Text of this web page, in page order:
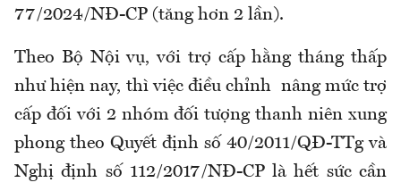
77/2024/NĐ-CP (tăng hơn 2 lần).
Theo Bộ Nội vụ, với trợ cấp hằng tháng thấp
như hiện nay, thì việc điều chỉnh nâng mức trợ
cấp đối với 2 nhóm đối tượng thanh niên xung
phong theo Quyết định số 40/2011/QĐ-TTg và
Nghị định số 112/2017/NĐ-CP là hết sức cần